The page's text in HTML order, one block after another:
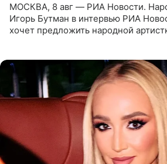
МОСКВА, 8 авг — РИА Новости.
Игорь Бутман в интервью РИА
хочет предложить народной